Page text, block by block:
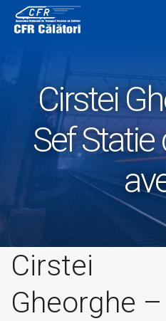
content
Cirstei
Sef
Cirstei
Gheorghe –